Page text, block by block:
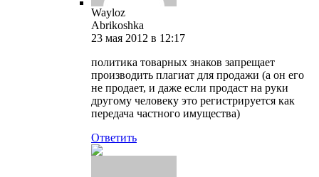
Wayloz
Abrikoshka
23 мая 2012 в 12:17
политика товарных знаков запрещает
производить плагиат для продажи (а он его
не продает, и даже если продаст на руки
другому человеку это регистрируется как
передача частного имущества)
Ответить